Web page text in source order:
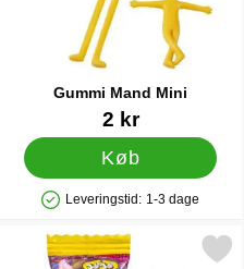
Gummi Mand Mini
Varenr 124832 kr
Køb
Produkttilgængelighed: På lager
Leveringstid: 1-3 dage
Markér tyggegummi